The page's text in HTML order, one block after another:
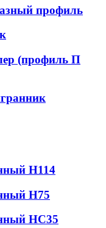
профиль
(профиль П
Н114
Н75
НС35